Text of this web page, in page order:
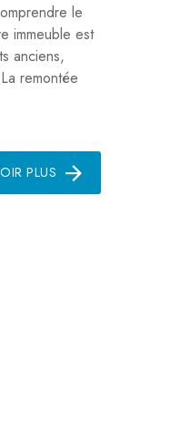
le
immeuble est
anciens,
remontée
PLUS